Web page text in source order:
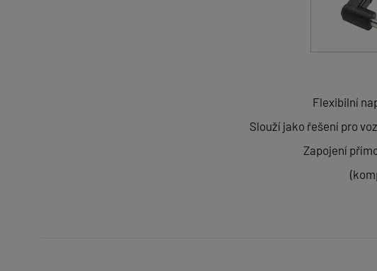
Flexibilní
Slouží jako řešení pro
Zapojení